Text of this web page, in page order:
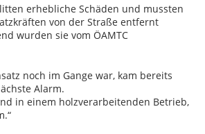
erhebliche Schäden und mussten
von der Straße entfernt
wurden sie vom ÖAMTC
noch im Gange war, kam bereits
Alarm.
in einem holzverarbeitenden Betrieb,